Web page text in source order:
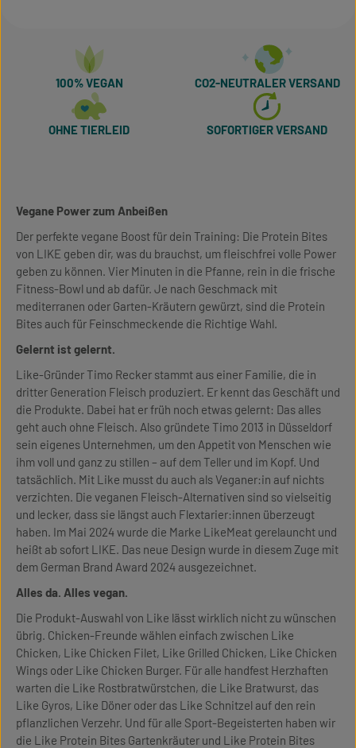
100% VEGAN CO2-NEUTRALER VERSAND
OHNE TIERLEID SOFORTIGER VERSAND
Vegane Power zum Anbeißen
Der perfekte vegane Boost für dein Training: Die Protein Bites
von LIKE geben dir, was du brauchst, um fleischfrei volle Power
geben zu können. Vier Minuten in die Pfanne, rein in die frische
Fitness-Bowl und ab dafür. Je nach Geschmack mit
mediterranen oder Garten-Kräutern gewürzt, sind die Protein
Bites auch für Feinschmeckende die Richtige Wahl.
Gelernt ist gelernt.
Like-Gründer Timo Recker stammt aus einer Familie, die in
dritter Generation Fleisch produziert. Er kennt das Geschäft und
die Produkte. Dabei hat er früh noch etwas gelernt: Das alles
geht auch ohne Fleisch. Also gründete Timo 2013 in Düsseldorf
sein eigenes Unternehmen, um den Appetit von Menschen wie
ihm voll und ganz zu stillen – auf dem Teller und im Kopf. Und
tatsächlich. Mit Like musst du auch als Veganer:in auf nichts
verzichten. Die veganen Fleisch-Alternativen sind so vielseitig
und lecker, dass sie längst auch Flextarier:innen überzeugt
haben. Im Mai 2024 wurde die Marke LikeMeat gerelauncht und
heißt ab sofort LIKE. Das neue Design wurde in diesem Zuge mit
dem German Brand Award 2024 ausgezeichnet.
Alles da. Alles vegan.
Die Produkt-Auswahl von Like lässt wirklich nicht zu wünschen
übrig. Chicken-Freunde wählen einfach zwischen Like
Chicken, Like Chicken Filet, Like Grilled Chicken, Like Chicken
Wings oder Like Chicken Burger. Für alle handfest Herzhaften
warten die Like Rostbratwürstchen, die Like Bratwurst, das
Like Gyros, Like Döner oder das Like Schnitzel auf den rein
pflanzlichen Verzehr. Und für alle Sport-Begeisterten haben wir
die Like Protein Bites Gartenkräuter und Like Protein Bites